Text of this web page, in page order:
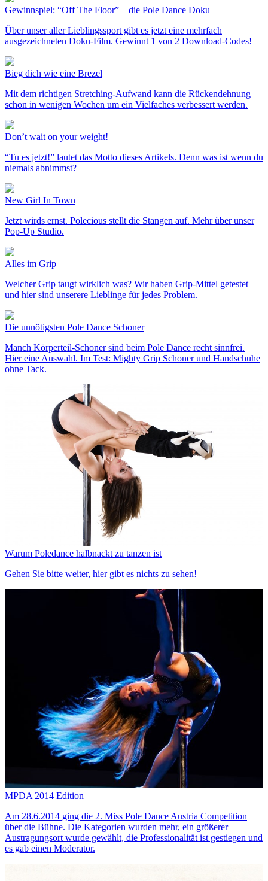
Gewinnspiel: “Off The Floor” – die Pole Dance Doku
Über unser aller Lieblingssport gibt es jetzt eine mehrfach
ausgezeichneten Doku-Film. Gewinnt 1 von 2 Download-Codes!
Bieg dich wie eine Brezel
Mit dem richtigen Stretching-Aufwand kann die Rückendehnung
schon in wenigen Wochen um ein Vielfaches verbessert werden.
Don’t wait on your weight!
“Tu es jetzt!” lautet das Motto dieses Artikels. Denn was ist wenn du
niemals abnimmst?
New Girl In Town
Jetzt wirds ernst. Polecious stellt die Stangen auf. Mehr über unser
Pop-Up Studio.
Alles im Grip
Welcher Grip taugt wirklich was? Wir haben Grip-Mittel getestet
und hier sind unserere Lieblinge für jedes Problem.
Die unnötigsten Pole Dance Schoner
Manch Körperteil-Schoner sind beim Pole Dance recht sinnfrei.
Hier eine Auswahl. Im Test: Mighty Grip Schoner und Handschuhe
ohne Tack.
Warum Poledance halbnackt zu tanzen ist
Gehen Sie bitte weiter, hier gibt es nichts zu sehen!
MPDA 2014 Edition
Am 28.6.2014 ging die 2. Miss Pole Dance Austria Competition
über die Bühne. Die Kategorien wurden mehr, ein größerer
Austragungsort wurde gewählt, die Professionalität ist gestiegen und
es gab einen Moderator.